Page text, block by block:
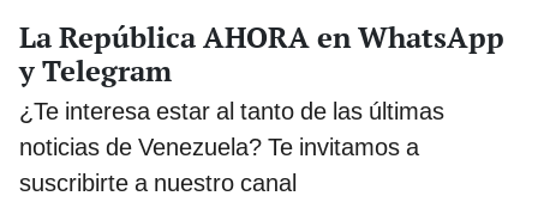
La República AHORA en WhatsApp
y Telegram
¿Te interesa estar al tanto de las últimas
noticias de Venezuela? Te invitamos a
suscribirte a nuestro canal